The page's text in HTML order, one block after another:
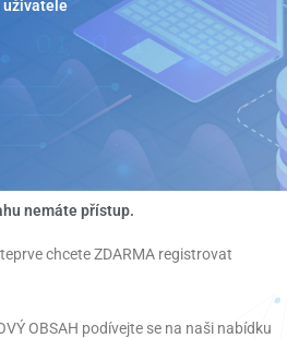
uživatele
nemáte přístup.
chcete ZDARMA registrovat
OBSAH podívejte se na naši nabídku